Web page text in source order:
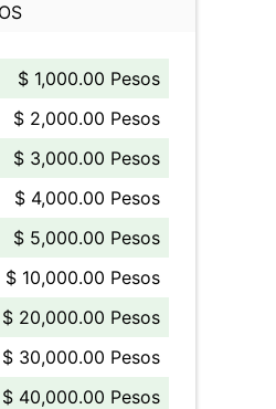
$ 1,000.00 Pesos
$ 2,000.00 Pesos
$ 3,000.00 Pesos
$ 4,000.00 Pesos
$ 5,000.00 Pesos
$ 10,000.00 Pesos
$ 20,000.00 Pesos
$ 30,000.00 Pesos
$ 40,000.00 Pesos